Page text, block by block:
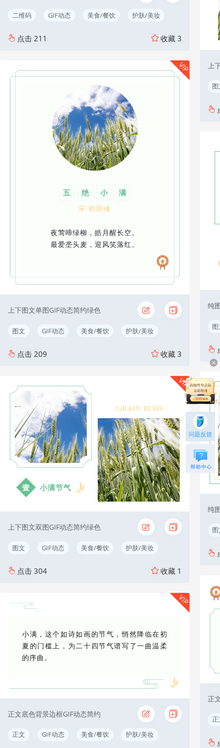
二维码 GIF动态 美食/餐饮 护肤/美妆
点击 211 收藏 3
五 绝 小 满
宋·欧阳修
夜莺啼绿柳，皓月醒长空。
最爱垄头麦，迎风笑落红。
上下图文单图GIF动态简约绿色
图文 GIF动态 美食/餐饮 护肤/美妆
点击 209 收藏 3
VIP
壹 小满节气
/GRAIN BUDS
上下图文双图GIF动态简约绿色
图文 GIF动态 美食/餐饮 护肤/美妆
点击 304 收藏 1
VIP
小满，这个如诗如画的节气，悄然降临在初
夏的门槛上，为二十四节气谱写了一曲温柔
的序曲。
正文底色背景边框GIF动态简约
正文 GIF动态 美食/餐饮 护肤/美妆
VIP
上
纯
纯
正
正
问题反馈